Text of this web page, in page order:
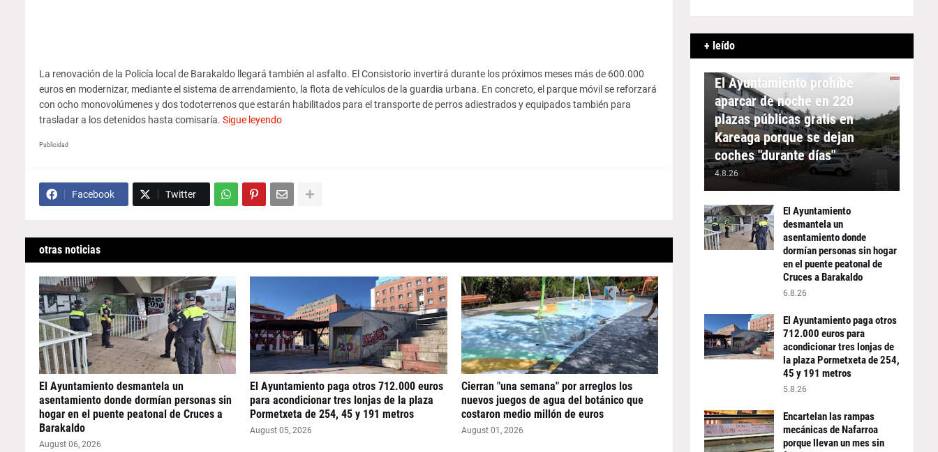
La renovación de la Policía local de Barakaldo llegará también al asfalto. El Consistorio invertirá durante los próximos meses más de 600.000
euros en modernizar, mediante el sistema de arrendamiento, la flota de vehículos de la guardia urbana. En concreto, el parque móvil se reforzará
con ocho monovolúmenes y dos todoterrenos que estarán habilitados para el transporte de perros adiestrados y equipados también para
trasladar a los detenidos hasta comisaría. Sigue leyendo
Publicidad
Facebook Twitter
otras noticias
El Ayuntamiento desmantela un
asentamiento donde dormían personas sin
hogar en el puente peatonal de Cruces a
Barakaldo
August 06, 2026
El Ayuntamiento paga otros 712.000 euros
para acondicionar tres lonjas de la plaza
Pormetxeta de 254, 45 y 191 metros
August 05, 2026
Cierran "una semana" por arreglos los
nuevos juegos de agua del botánico que
costaron medio millón de euros
August 01, 2026
+ leído
APARCAMIENTO
El Ayuntamiento prohíbe
aparcar de noche en 220
plazas públicas gratis en
Kareaga porque se dejan
coches "durante días"
4.8.26
El Ayuntamiento
desmantela un
asentamiento donde
dormían personas sin hogar
en el puente peatonal de
Cruces a Barakaldo
6.8.26
El Ayuntamiento paga otros
712.000 euros para
acondicionar tres lonjas de
la plaza Pormetxeta de 254,
45 y 191 metros
5.8.26
Encartelan las rampas
mecánicas de Nafarroa
porque llevan un mes sin